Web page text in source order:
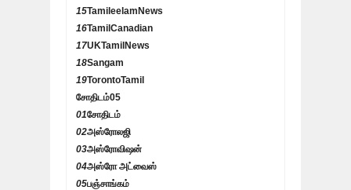
15TamileelamNews
16TamilCanadian
17UKTamilNews
18Sangam
19TorontoTamil
சோதிடம்05
01சோதிடம்
02அஸ்ரோலஜி
03அஸ்ரோவிஷன்
04அஸ்ரோ அட்வைஸ்
05பஞ்சாங்கம்